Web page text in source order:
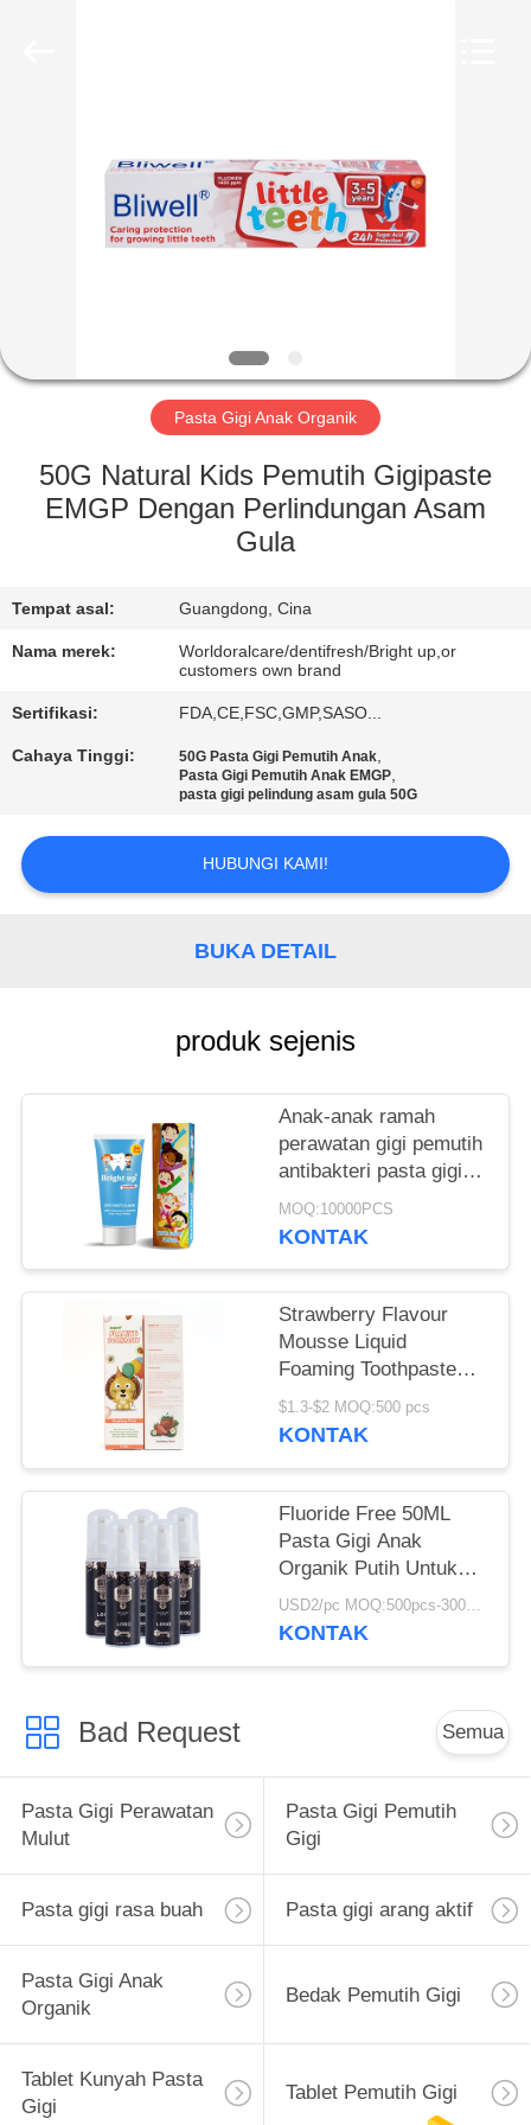
PRODUK
TENTANG
KAMI
TUR
PABRIK
KUALITAS
KAMI
PERMINTAAN
PENAWARAN
KEBIJAKAN
Pasta Gigi Anak Organik
50G Natural Kids Pemutih Gigipaste
EMGP Dengan Perlindungan Asam
Gula
Tempat asal: Guangdong, Cina
Nama merek:
Worldoralcare/dentifresh/Bright up,or
customers own brand
Sertifikasi: FDA,CE,FSC,GMP,SASO...
Cahaya Tinggi: 50G Pasta Gigi Pemutih Anak,
Pasta Gigi Pemutih Anak EMGP,
pasta gigi pelindung asam gula 50G
HUBUNGI KAMI!
BUKA DETAIL
produk sejenis
Anak-anak ramah
perawatan gigi pemutih
antibakteri pasta gigi
Menjaga dari
jangkauan anak-anak
MOQ:10000PCS
KONTAK
Strawberry Flavour
Mousse Liquid
Foaming Toothpaste
60ml OEM
$1.3-$2 MOQ:500 pcs
KONTAK
Fluoride Free 50ML
Pasta Gigi Anak
Organik Putih Untuk
Anak Usia 12 Tahun
USD2/pc MOQ:500pcs-30000pcs
KONTAK
Bad Request Semua
Pasta Gigi Perawatan
Mulut
Pasta Gigi Pemutih
Gigi
Pasta gigi rasa buah Pasta gigi arang aktif
Pasta Gigi Anak
Organik
Bedak Pemutih Gigi
Tablet Kunyah Pasta
Gigi
Tablet Pemutih Gigi